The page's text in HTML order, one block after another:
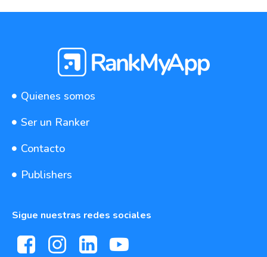
Quienes somos
Ser un Ranker
Contacto
Publishers
Sigue nuestras redes sociales